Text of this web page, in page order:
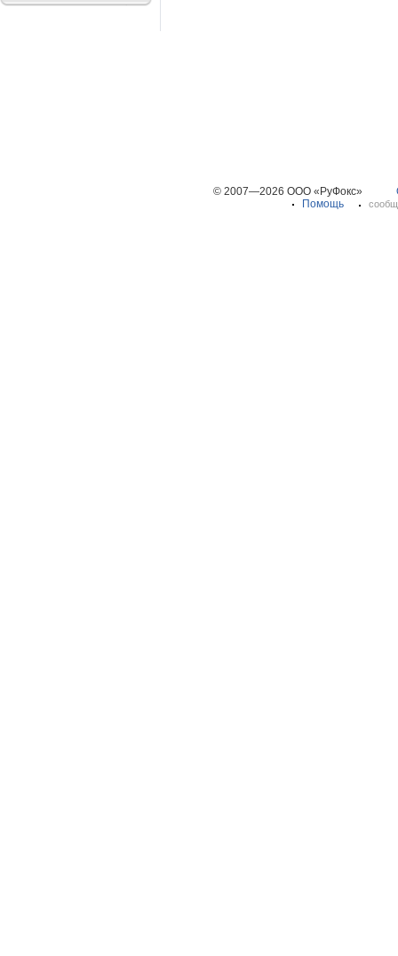
© 2007—2026 ООО «РуФокс»
Помощь